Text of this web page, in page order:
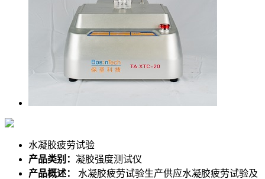
水凝胶疲劳试验
产品类别： 凝胶强度测试仪
产品概述：
水凝胶疲劳试验生产供应水凝胶疲劳试验及